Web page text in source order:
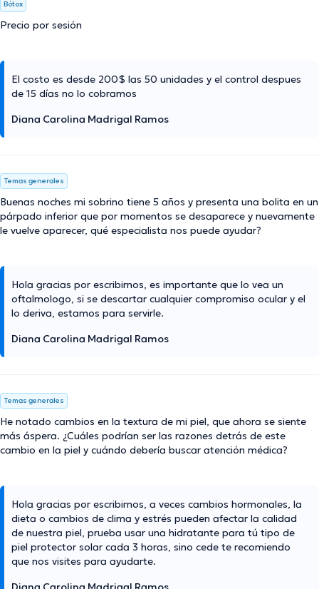
Bótox
Precio por sesión
El costo es desde 200$ las 50 unidades y el control despues
de 15 días no lo cobramos
Diana Carolina Madrigal Ramos
Temas generales
Buenas noches mi sobrino tiene 5 años y presenta una bolita en un
párpado inferior que por momentos se desaparece y nuevamente
le vuelve aparecer, qué especialista nos puede ayudar?
Hola gracias por escribirnos, es importante que lo vea un
oftalmologo, si se descartar cualquier compromiso ocular y el
lo deriva, estamos para servirle.
Diana Carolina Madrigal Ramos
Temas generales
He notado cambios en la textura de mi piel, que ahora se siente
más áspera. ¿Cuáles podrían ser las razones detrás de este
cambio en la piel y cuándo debería buscar atención médica?
Hola gracias por escribirnos, a veces cambios hormonales, la
dieta o cambios de clima y estrés pueden afectar la calidad
de nuestra piel, prueba usar una hidratante para tú tipo de
piel protector solar cada 3 horas, sino cede te recomiendo
que nos visites para ayudarte.